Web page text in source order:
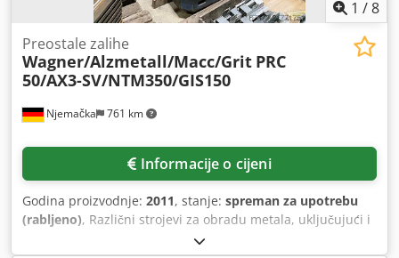
1 /8
Njemačka 761 km
Preostale zalihe
Wagner/Alzmetall/Macc/Grit PRC
50/AX3-SV/NTM350/GIS150
Informacije o cijeni
Godina proizvodnje: 2011, stanje: spreman za upotrebu
(rabljeno), Različni strojevi za obradu metala, uključujući i
veću radijalnu stupnu bušilicu Wagner, dostupni su za